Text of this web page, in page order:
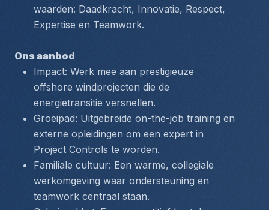
waarden: Daadkracht, Innovatie, Respect,
Expertise en Teamwork.
Ons aanbod
Impact: Werk mee aan prestigieuze
offshore windprojecten die de
energietransitie versnellen.
Groeipad: Uitgebreide on-the-job training en
externe opleidingen om een expert in
Project Controls te worden.
Familiale cultuur: Een warme, collegiale
werkomgeving waar ondersteuning en
teamwork centraal staan.